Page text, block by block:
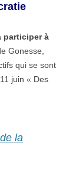
participer à
Gonesse,
qui se sont
juin « Des
la